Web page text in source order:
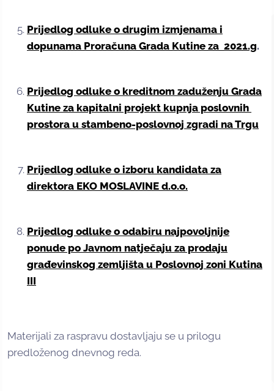
Prijedlog odluke o drugim izmjenama i
dopunama Proračuna Grada Kutine za 2021.g.
Prijedlog odluke o kreditnom zaduženju Grada
Kutine za kapitalni projekt kupnja poslovnih
prostora u stambeno-poslovnoj zgradi na Trgu
Prijedlog odluke o izboru kandidata za
direktora EKO MOSLAVINE d.o.o.
Prijedlog odluke o odabiru najpovoljnije
ponude po Javnom natječaju za prodaju
građevinskog zemljišta u Poslovnoj zoni Kutina
III
Materijali za raspravu dostavljaju se u prilogu
predloženog dnevnog reda.